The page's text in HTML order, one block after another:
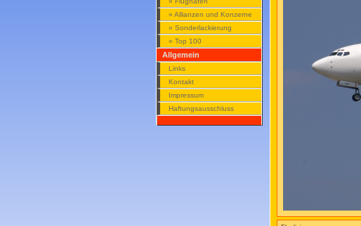
» Allianzen und Konzerne
» Sonderlackierung
» Top 100
Allgemein
Links
Kontakt
Impressum
Haftungsausschluss